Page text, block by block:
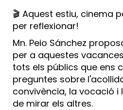
🎬 Aquest estiu, cinema
per reflexionar!
Mn. Peio Sánchez
per a aquestes
tots els públics que ens
preguntes sobre
convivència, la vocació
de mirar els altres.